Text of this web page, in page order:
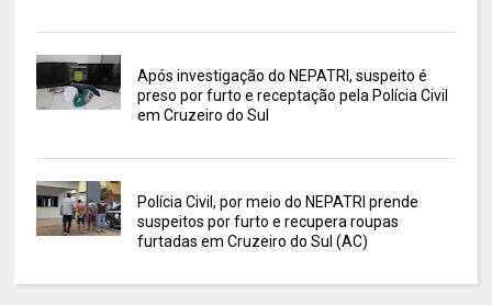
Após investigação do NEPATRI, suspeito é
preso por furto e receptação pela Polícia Civil
em Cruzeiro do Sul
Polícia Civil, por meio do NEPATRI prende
suspeitos por furto e recupera roupas
furtadas em Cruzeiro do Sul (AC)